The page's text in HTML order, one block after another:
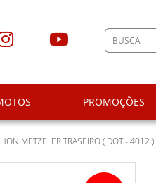
PROMOÇÕES
METZELER TRASEIRO ( DOT - 4012 )